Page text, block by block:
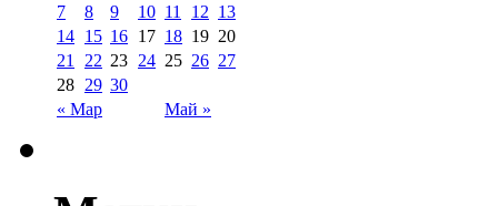
« Мар Май »
7
8 9 10 11 12 13
14 15 16 17 18 19 20
21
22 23 24 25 26 27
28 29 30